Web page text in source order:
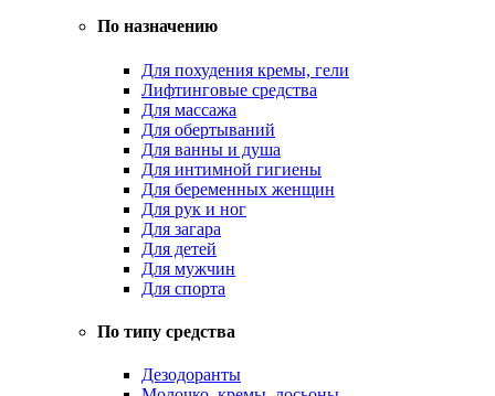
По назначению
Для похудения кремы, гели
Лифтинговые средства
Для массажа
Для обертываний
Для ванны и душа
Для интимной гигиены
Для беременных женщин
Для рук и ног
Для загара
Для детей
Для мужчин
Для спорта
По типу средства
Дезодоранты